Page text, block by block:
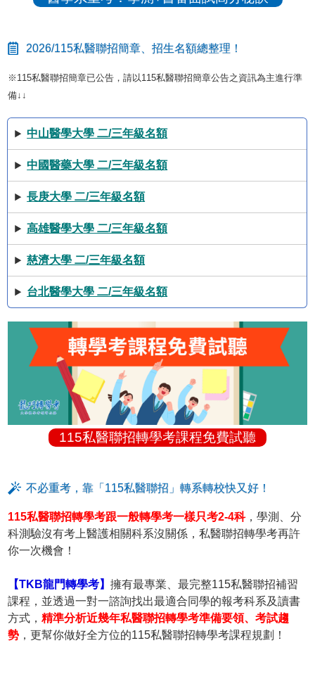
2026/115私醫聯招簡章、招生名額總整理！
※115私醫聯招簡章已公告，請以115私醫聯招簡章公告之資訊為主進行準
備↓↓
中山醫學大學 二/三年級名額
中國醫藥大學 二/三年級名額
長庚大學 二/三年級名額
高雄醫學大學 二/三年級名額
慈濟大學 二/三年級名額
台北醫學大學 二/三年級名額
115私醫聯招轉學考課程免費試聽
不必重考，靠「115私醫聯招」轉系轉校快又好！
115私醫聯招轉學考跟一般轉學考一樣只考2-4科，學測、分
科測驗沒有考上醫護相關科系沒關係，私醫聯招轉學考再許
你一次機會！
【TKB龍門轉學考】擁有最專業、最完整115私醫聯招補習
課程，並透過一對一諮詢找出最適合同學的報考科系及讀書
方式，精準分析近幾年私醫聯招轉學考準備要領、考試趨
勢 ，更幫你做好全方位的115私醫聯招轉學考課程規劃！